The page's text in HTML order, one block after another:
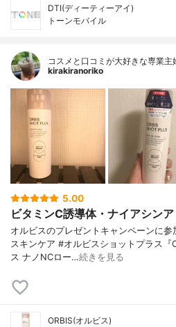
DTI(ディーティーアイ)
トーンモバイル
コスメと口コミが大好きな専業主
kirakiranoriko
5.00
ビタミンC誘導体・ナイアシン
オルビスのプレゼントキャンペーンに
スキンケア #オルビスショットプラス『
ス ナノNCロー…続きを見る
ORBIS(オルビス)